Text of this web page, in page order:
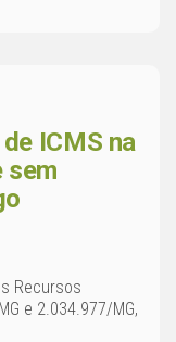
ICMS na
sem
Recursos
e 2.034.977/MG,